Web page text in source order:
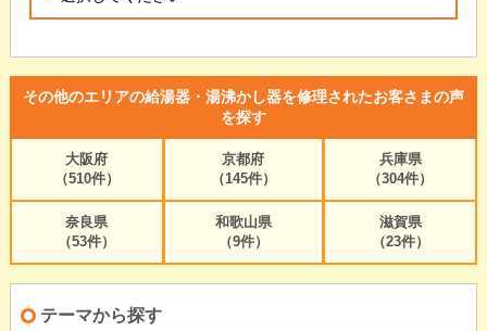
その他のエリアの給湯器・湯沸かし器を修理されたお客さまの声
を探す
大阪府
（510件）
京都府
（145件）
兵庫県
（304件）
奈良県
（53件）
和歌山県
（9件）
滋賀県
（23件）
テーマから探す